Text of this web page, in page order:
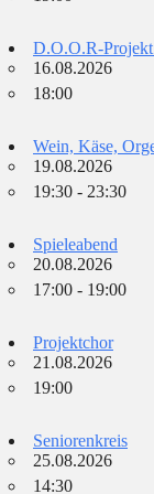
D.O.O.R-
16.08.2026
18:00
Wein, Käse,
19.08.2026
19:30 - 23:30
Spieleabend
20.08.2026
17:00 - 19:00
Projektchor
21.08.2026
19:00
Seniorenkreis
25.08.2026
14:30